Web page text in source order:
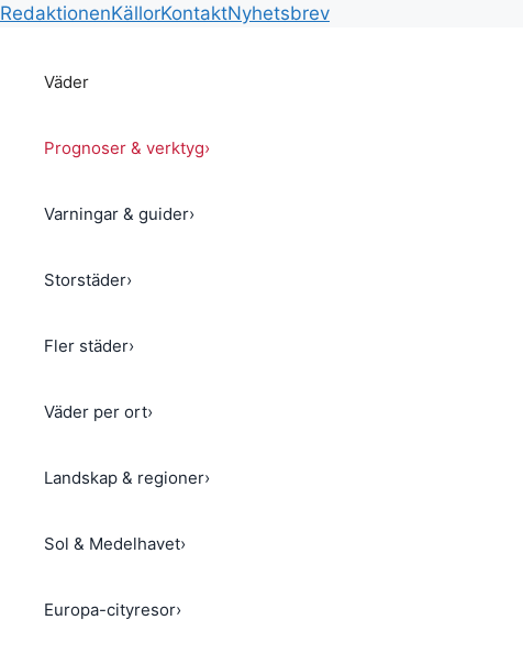
RedaktionenKällorKontaktNyhetsbrev
Väder
Prognoser & verktyg›
Varningar & guider›
Storstäder›
Fler städer›
Väder per ort›
Landskap & regioner›
Sol & Medelhavet›
Europa-cityresor›